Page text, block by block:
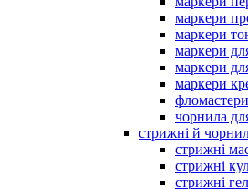
маркери
маркери
маркери
маркери
маркери
фломастери
чорнила
стрижні й
стрижні
стрижні
стрижні